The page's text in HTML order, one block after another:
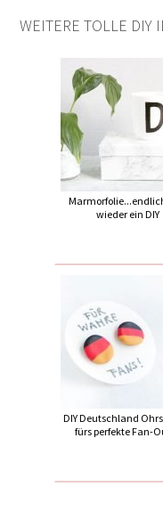
WEITERE TOLLE DIY
wieder ein DIY
DIY Deutschland
fürs perfekte Fan-